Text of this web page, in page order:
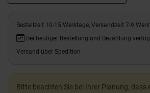
Bestellzeit 10-15 Werktage, Versandzeit 7-9
Bei heutiger Bestellung und Bezahlung
Versand über Spedition
Bitte beachten Sie bei Ihrer Planung, dass